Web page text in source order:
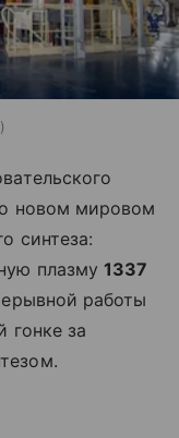
о новом мировом
синтеза:
плазму 1337
работы
гонке за